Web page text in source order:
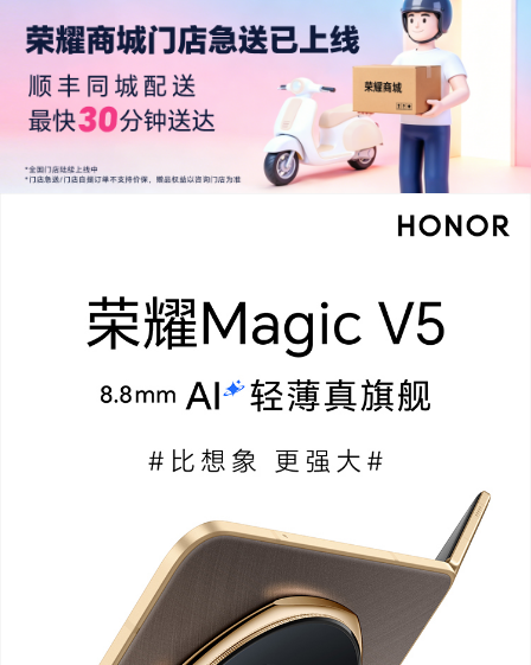
索）、AI魔法修图（一语消除物体、AI识别路人消
除、反光消除、褶皱去除、人脸表情修复、人脸闭
眼修复、AI超清、智能抠图、AI扩图）、AI字幕、
AI翻译、AI通话助理、AI帮写、YOYO记忆(帮记
日程、帮记账号、帮记屏幕内容）、AI图生视频、
荣耀全品牌分享、荣耀换机克隆、AI晕动舒缓显
示、AI声纹降噪、智慧隐私通话、振动增强
CPU型号
骁龙8至尊版（Snapdragon 8 Elite）
双卡双待
暖白色版本： 展开态 长 x 宽 x 厚：156.8 x 145.9
x 4.1 mm 折叠态 长 x 宽 x 厚: 156.8 x 74.3x 8.8
mm 其他颜色版本： 展开态 长 x 宽 x 厚：156.8
艺、测量方法的不同可能有所差异。展开态厚度，
暖白色：约217克（含电池）；
其他颜色：约222克（含电池）；(备注:*实际尺
寸/重量依配置、制造工艺、测量方法的不同可能
有所差异。重量及整机尺寸不包含内外屏保护膜)
AI换脸检测、安全存储、手机盾、密码保险箱、模
糊位置、隐私助手、平行空间、反诈防火墙、应用